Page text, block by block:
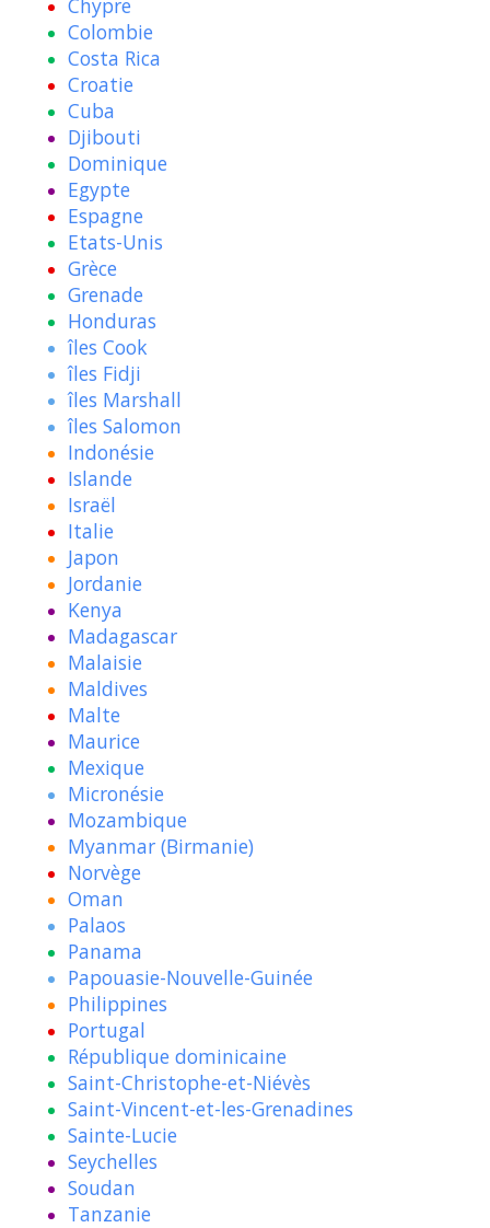
Chypre
Colombie
Costa Rica
Croatie
Cuba
Djibouti
Dominique
Egypte
Espagne
Etats-Unis
Grèce
Grenade
Honduras
îles Cook
îles Fidji
îles Marshall
îles Salomon
Indonésie
Islande
Israël
Italie
Japon
Jordanie
Kenya
Madagascar
Malaisie
Maldives
Malte
Maurice
Mexique
Micronésie
Mozambique
Myanmar (Birmanie)
Norvège
Oman
Palaos
Panama
Papouasie-Nouvelle-Guinée
Philippines
Portugal
République dominicaine
Saint-Christophe-et-Niévès
Saint-Vincent-et-les-Grenadines
Sainte-Lucie
Seychelles
Soudan
Tanzanie